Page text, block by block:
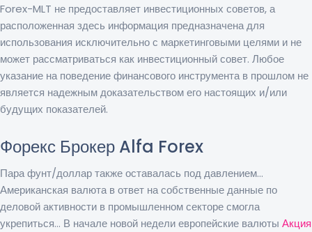
Forex-MLT не предоставляет инвестиционных советов, а
расположенная здесь информация предназначена для
использования исключительно с маркетинговыми целями и не
может рассматриваться как инвестиционный совет. Любое
указание на поведение финансового инструмента в прошлом не
является надежным доказательством его настоящих и/или
будущих показателей.
Форекс Брокер Alfa Forex
Пара фунт/доллар также оставалась под давлением…
Американская валюта в ответ на собственные данные по
деловой активности в промышленном секторе смогла
укрепиться… В начале новой недели европейские валюты Акция